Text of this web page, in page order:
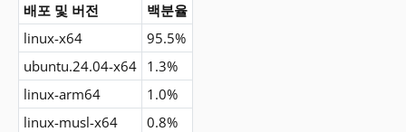
배포 및 버전
백분율
linux-x64
95.5%
ubuntu.24.04-x64
1.3%
linux-arm64
1.0%
linux-musl-x64
0.8%